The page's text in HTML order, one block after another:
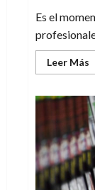
Es el
Leer Más